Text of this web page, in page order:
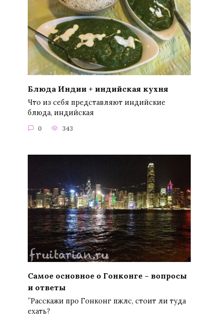
Блюда Индии + индийская кухня
Что из себя представляют индийские
блюда, индийская
0 343
Самое основное о Гонконге – вопросы
и ответы
”Расскажи про Гонконг пжлс, стоит ли туда
ехать?